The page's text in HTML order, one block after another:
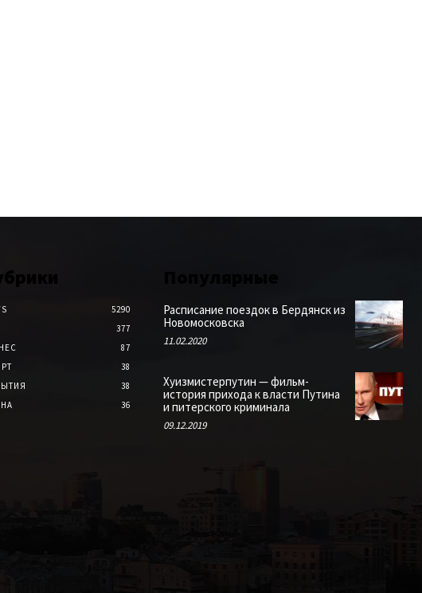
5290
377
87
38
38
36
Расписание поездок в Бердянск из
Новомосковска
11.02.2020
Хуизмистерпутин — фильм-
история прихода к власти Путина
и питерского криминала
09.12.2019